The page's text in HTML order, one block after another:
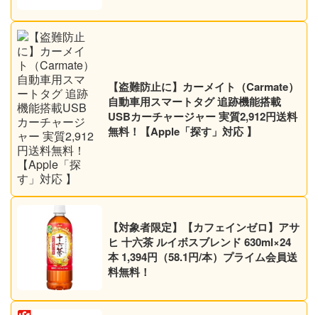
【盗難防止に】カーメイト（Carmate）
自動車用スマートタグ 追跡機能搭載
USBカーチャージャー 実質2,912円送料
無料！【Apple「探す」対応 】
【対象者限定】【カフェインゼロ】アサ
ヒ 十六茶 ルイボスブレンド 630ml×24
本 1,394円（58.1円/本）プライム会員送
料無料！